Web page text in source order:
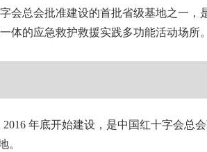
会总会批准建设的首批省级基地之一，
体的应急救护救援实践多功能活动场所。
年底开始建设，是中国红十字会总
。